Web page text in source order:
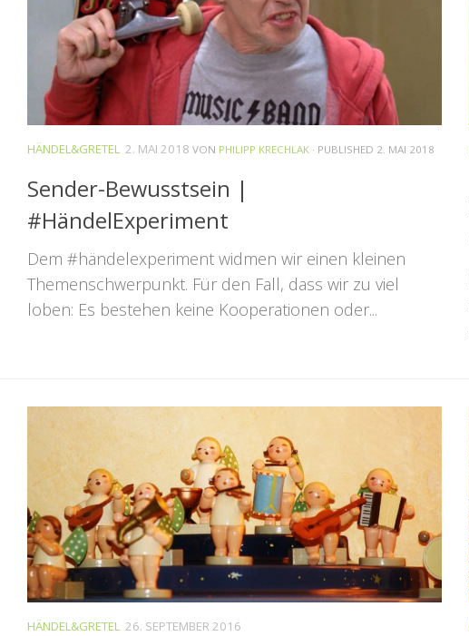
HÄNDEL&GRETEL 2. MAI 2018 VON PHILIPP KRECHLAK · PUBLISHED 2. MAI 2018
Sender-Bewusstsein |
#HändelExperiment
Dem #händelexperiment widmen wir einen kleinen
Themenschwerpunkt. Für den Fall, dass wir zu viel
loben: Es bestehen keine Kooperationen oder...
HÄNDEL&GRETEL 26. SEPTEMBER 2016